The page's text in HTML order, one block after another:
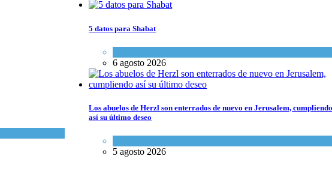
5 datos para Shabat
6 agosto 2026
Los abuelos de Herzl son enterrados de nuevo en Jerusalem,
así su último deseo
5 agosto 2026